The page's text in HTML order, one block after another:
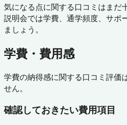
気になる点に関する口コミはまだ
説明会では学費、通学頻度、サポ
ましょう。
学費・費用感
学費の納得感に関する口コミ評価
せん。
確認しておきたい費用項目